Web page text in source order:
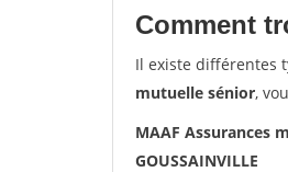
Comment
Il existe différentes
mutuelle sénior,
MAAF Assurances
GOUSSAINVILLE